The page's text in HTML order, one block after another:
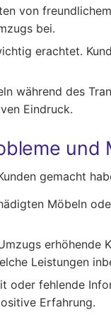
von
bei.
erachtet.
während des
Eindruck.
und
gemacht
Möbeln
erhöhende
Leistungen
oder fehlende
Erfahrung.